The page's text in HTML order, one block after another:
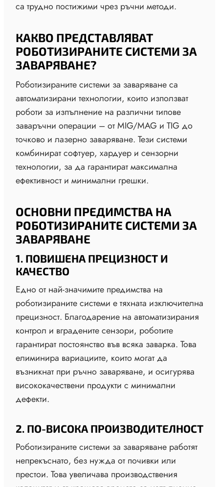
са трудно постижими чрез ръчни методи.
КАКВО ПРЕДСТАВЛЯВАТ
РОБОТИЗИРАНИТЕ СИСТЕМИ ЗА
ЗАВАРЯВАНЕ?
Роботизираните системи за заваряване са
автоматизирани технологии, които използват
роботи за изпълнение на различни типове
заваръчни операции – от MIG/MAG и TIG до
точково и лазерно заваряване. Тези системи
комбинират софтуер, хардуер и сензорни
технологии, за да гарантират максимална
ефективност и минимални грешки.
ОСНОВНИ ПРЕДИМСТВА НА
РОБОТИЗИРАНИТЕ СИСТЕМИ ЗА
ЗАВАРЯВАНЕ
1. ПОВИШЕНА ПРЕЦИЗНОСТ И
КАЧЕСТВО
Едно от най-значимите предимства на
роботизираните системи е тяхната изключителна
прецизност. Благодарение на автоматизирания
контрол и вградените сензори, роботите
гарантират постоянство във всяка заварка. Това
елиминира вариациите, които могат да
възникнат при ръчно заваряване, и осигурява
висококачествени продукти с минимални
дефекти.
2. ПО-ВИСОКА ПРОИЗВОДИТЕЛНОСТ
Роботизираните системи за заваряване работят
непрекъснато, без нужда от почивки или
престои. Това увеличава производствения